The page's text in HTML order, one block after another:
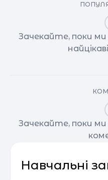
Зачекайте, поки
Зачекайте, поки
Навчальні